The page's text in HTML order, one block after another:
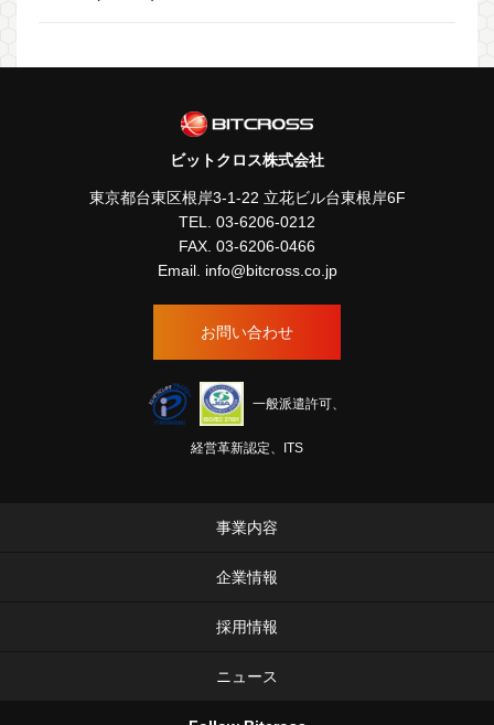
ビットクロス株式会社
東京都台東区根岸3-1-22 立花ビル台東根岸6F
TEL. 03-6206-0212
FAX. 03-6206-0466
Email. info@bitcross.co.jp
お問い合わせ
一般派遣許可、
経営革新認定、ITS
事業内容
企業情報
採用情報
ニュース